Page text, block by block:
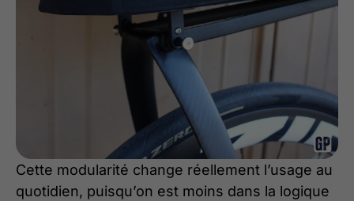
Cette modularité change réellement l’usage au
quotidien, puisqu’on est moins dans la logique